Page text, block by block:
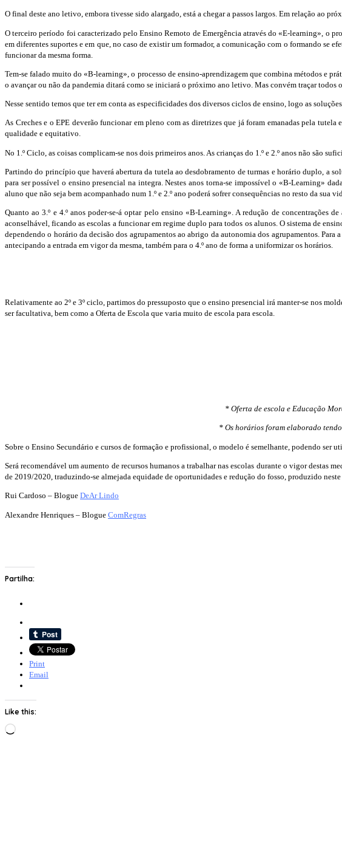
O final deste ano letivo, embora tivesse sido alargado, está a chegar a passos largos. Em relação ao
O terceiro período foi caracterizado pelo Ensino Remoto de Emergência através do «E-learning», o
em diferentes suportes e em que, no caso de existir um formador, a comunicação com o formando
funcionar da mesma forma.
Tem-se falado muito do «B-learning», o processo de ensino-aprendizagem que combina métodos e
o avançar ou não da pandemia ditará como se iniciará o próximo ano letivo. Mas convém traçar todos
Nesse sentido temos que ter em conta as especificidades dos diversos ciclos de ensino, logo as
As Creches e o EPE deverão funcionar em pleno com as diretrizes que já foram emanadas pela
qualidade e equitativo.
No 1.º Ciclo, as coisas complicam-se nos dois primeiros anos. As crianças do 1.º e 2.º anos não são
Partindo do princípio que haverá abertura da tutela ao desdobramento de turmas e horário duplo, a
para ser possível o ensino presencial na integra. Nestes anos torna-se impossível o «B-Learning»
aluno que não seja bem acompanhado num 1.º e 2.º ano poderá sofrer consequências no resto da sua
Quanto ao 3.º e 4.º anos poder-se-á optar pelo ensino «B-Learning». A redução de concentrações
aconselhável, ficando as escolas a funcionar em regime duplo para todos os alunos. O sistema de
dependendo o horário da decisão dos agrupamentos ao abrigo da autonomia dos agrupamentos.
antecipando a entrada em vigor da mesma, também para o 4.º ano de forma a uniformizar os horários.
Relativamente ao 2º e 3º ciclo, partimos do pressuposto que o ensino presencial irá manter-se nos
ser facultativa, bem como a Oferta de Escola que varia muito de escola para escola.
* Oferta de escola e Educação
* Os horários foram elaborado tendo
Sobre o Ensino Secundário e cursos de formação e profissional, o modelo é semelhante, podendo ser
Será recomendável um aumento de recursos humanos a trabalhar nas escolas durante o vigor destas
de 2019/2020, traduzindo-se almejada equidade de oportunidades e redução do fosso, produzido
Rui Cardoso – Blogue DeAr Lindo
Alexandre Henriques – Blogue ComRegras
Partilha:
Print
Email
Like this:
Loading…